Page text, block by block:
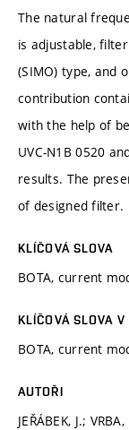
The natural
is adjustable,
(SIMO) type, and
contribution
with the help of
UVC-N1B 0520
results. The
of designed filter.
KLÍČOVÁ SLOVA
BOTA, current
KLÍČOVÁ SLOVA V
BOTA, current
AUTOŘI
JEŘÁBEK, J.; VRBA,